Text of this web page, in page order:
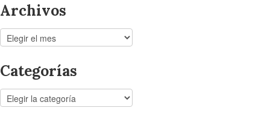
Archivos
Archivos
Categorías
Categorías